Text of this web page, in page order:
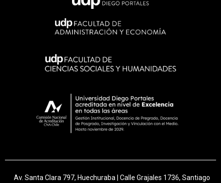
Av. Santa Clara 797, Huechuraba | Calle Grajales 1736, Santiago